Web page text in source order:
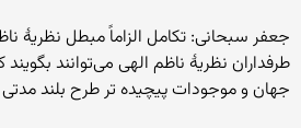
جعفر سبحانی: تکامل الزاماً مبطل نظریهٔ
طرفداران نظریهٔ ناظم الهی می‌توانند
جهان و موجودات پیچیده تر طرح بلند